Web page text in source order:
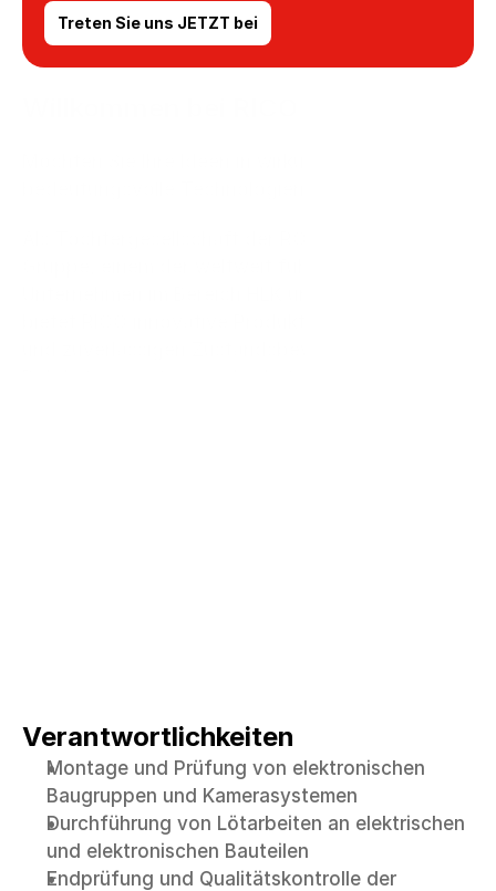
Treten Sie uns JETZT bei
Ideen und Engagement zu gestalten.
Verantwortlichkeiten
Montage und Prüfung von elektronischen
Baugruppen und Kamerasystemen
Durchführung von Lötarbeiten an elektrischen
und elektronischen Bauteilen
Endprüfung und Qualitätskontrolle der